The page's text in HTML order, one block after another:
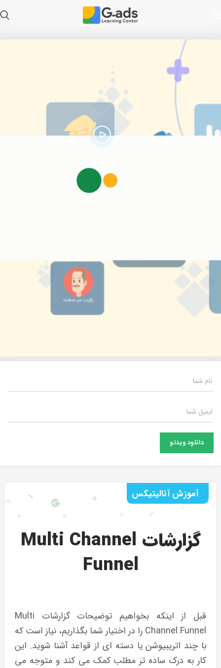
Play
آموزش آنالیتیکس
گزارشات Multi Channel
Funnel
قبل از اینکه بخواهیم توضیحات گزارشات Multi
Channel Funnel را در اختیار شما بگذاریم، نیاز است که
با چند اتریبیوشن یا دسته ای از قواعد آشنا شوید. این
کار به درک ساده تر مطلب کمک می کند و متوجه می